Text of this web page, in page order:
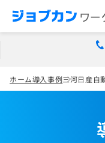
ホーム導入事例三河日産自